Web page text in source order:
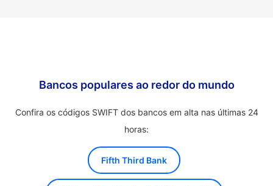
Bancos populares ao redor do mundo
Confira os códigos SWIFT dos bancos em alta nas últimas 24
horas:
Fifth Third Bank